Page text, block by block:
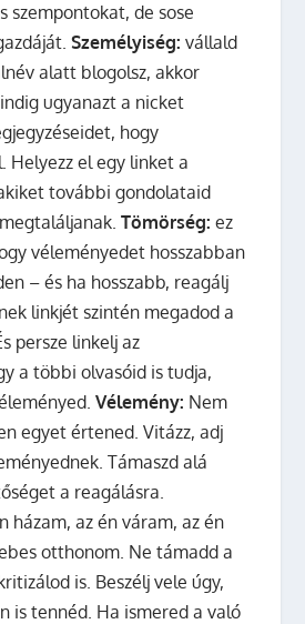
szempontokat, de sose
Személyiség: vállald
alatt blogolsz, akkor
ugyanazt a nicket
hogy
Helyezz el egy linket a
további gondolataid
Tömörség: ez
véleményedet hosszabban
– és ha hosszabb, reagálj
linkjét szintén megadod a
persze linkelj az
a többi olvasóid is tudja,
Vélemény: Nem
egyet értened. Vitázz, adj
Támaszd alá
a reagálásra.
házam, az én váram, az én
otthonom. Ne támadd a
is. Beszélj vele úgy,
is tennéd. Ha ismered a való